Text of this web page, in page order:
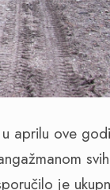
aprilu ove
je